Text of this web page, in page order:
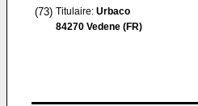
(73) Titulaire: Urbaco
84270 Vedene (FR)